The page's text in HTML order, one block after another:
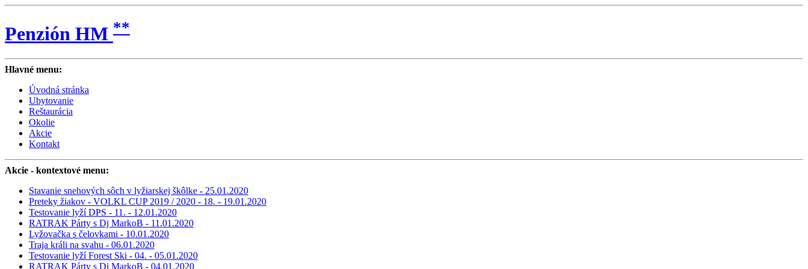
Penzión HM **
Hlavné menu:
Úvodná stránka
Ubytovanie
Reštaurácia
Okolie
Akcie
Kontakt
Akcie - kontextové menu:
Stavanie snehových sôch v lyžiarskej škôlke - 25.01.2020
Preteky žiakov - VOLKL CUP 2019 / 2020 - 18. - 19.01.2020
Testovanie lyží DPS - 11. - 12.01.2020
RATRAK Párty s Dj MarkoB - 11.01.2020
Lyžovačka s čelovkami - 10.01.2020
Traja králi na svahu - 06.01.2020
Testovanie lyží Forest Ski - 04. - 05.01.2020
RATRAK Párty s Dj MarkoB - 04.01.2020